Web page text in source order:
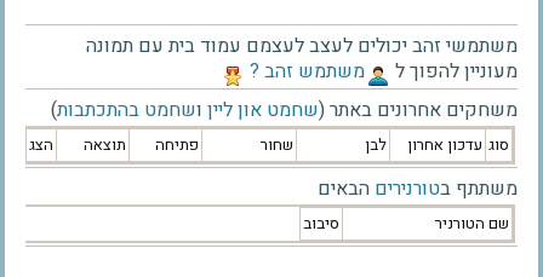
משתמשי זהב יכולים לעצב לעצמם עמוד בית עם תמונה
מעוניין להפוך ל
‫משתמש זהב ?‬
משחקים אחרונים באתר (שחמט און ליין ושחמט בהתכתבות)
סוג עדכון אחרון לבן שחור פתיחה תוצאה הצג
משתתף בטורנירים הבאים
שם הטורניר סיבוב